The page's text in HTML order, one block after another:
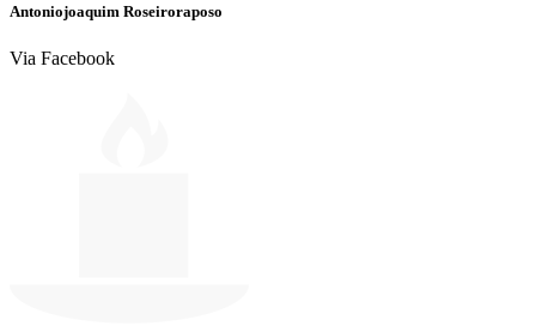
Antoniojoaquim Roseiroraposo
Via Facebook